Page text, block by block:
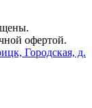
офертой.
Городская, д.